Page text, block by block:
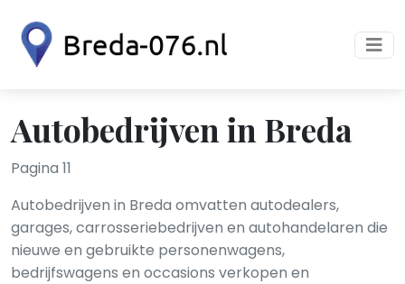
Autobedrijven in Breda
Pagina 11
Autobedrijven in Breda omvatten autodealers,
garages, carrosseriebedrijven en autohandelaren die
nieuwe en gebruikte personenwagens,
bedrijfswagens en occasions verkopen en